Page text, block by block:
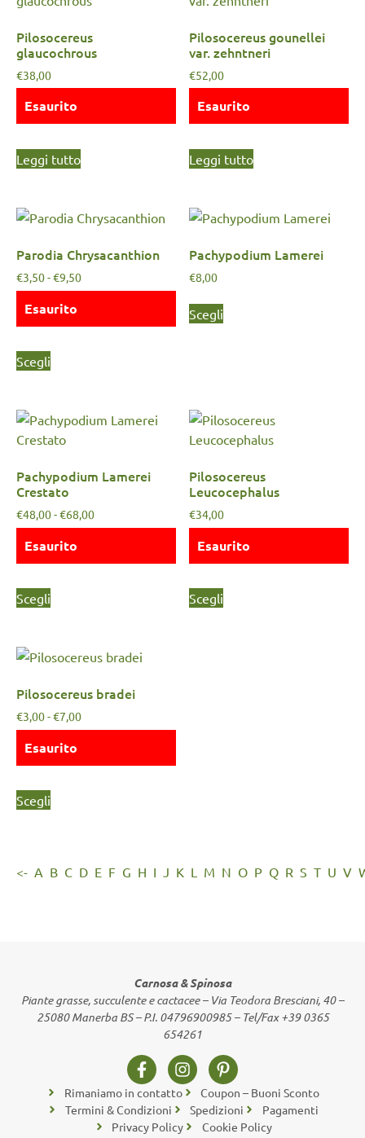
Pilosocereus
glaucochrous
€38,00
Esaurito
Leggi tutto
Pilosocereus gounellei
var. zehntneri
€52,00
Esaurito
Leggi tutto
Parodia Chrysacanthion
€3,50-€9,50
Esaurito
Scegli
Pachypodium Lamerei
€8,00
Scegli
Pachypodium Lamerei
Crestato
€48,00-€68,00
Esaurito
Scegli
Pilosocereus
Leucocephalus
€34,00
Esaurito
Scegli
Pilosocereus bradei
€3,00-€7,00
Esaurito
Scegli
<- A B C D E F G H I J K L M N O P Q R S T U V
Carnosa & Spinosa
Piante grasse, succulente e cactacee – Via Teodora Bresciani, 40 –
25080 Manerba BS – P.I. 04796900985 – Tel/Fax +39 0365
654261
Rimaniamo in contatto
Coupon – Buoni Sconto
Termini & Condizioni
Spedizioni
Pagamenti
Privacy Policy
Cookie Policy